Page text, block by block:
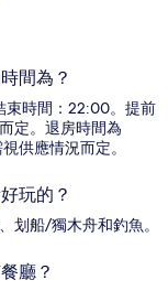
間為？
束時間：22:00。提前
定。退房時間為
供應情況而定。
玩的？
划船/獨木舟和釣魚。
廳？